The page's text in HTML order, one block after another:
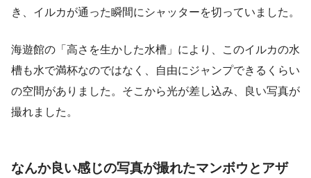
き、イルカが通った瞬間にシャッターを切っていました。
海遊館の「高さを生かした水槽」により、このイルカの水
槽も水で満杯なのではなく、自由にジャンプできるくらい
の空間がありました。そこから光が差し込み、良い写真が
撮れました。
なんか良い感じの写真が撮れたマンボウとアザ